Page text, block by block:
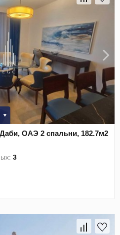
ОАЭ 2 спальни, 182.7м2
3